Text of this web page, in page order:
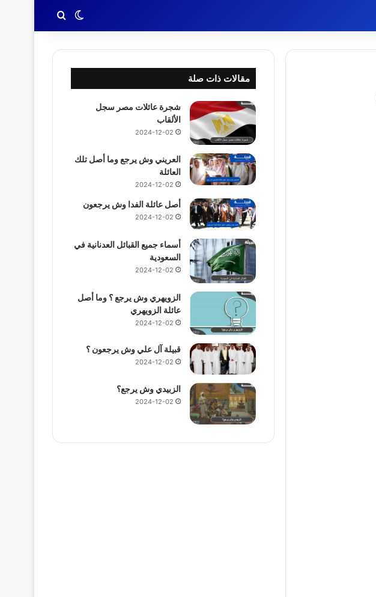
الوضع المظلم
بحث عن
مقالات ذات صلة
شجرة عائلات مصر سجل
الألقاب
2024-12-02
العريني وش يرجع وما أصل تلك
العائلة
2024-12-02
أصل عائلة الفدا وش يرجعون
2024-12-02
أسماء جميع القبائل العدنانية في
السعودية
2024-12-02
الزويهري وش يرجع ؟ وما أصل
عائلة الزويهري
2024-12-02
قبيلة آل علي وش يرجعون ؟
2024-12-02
الزبيدي وش يرجع؟
2024-12-02